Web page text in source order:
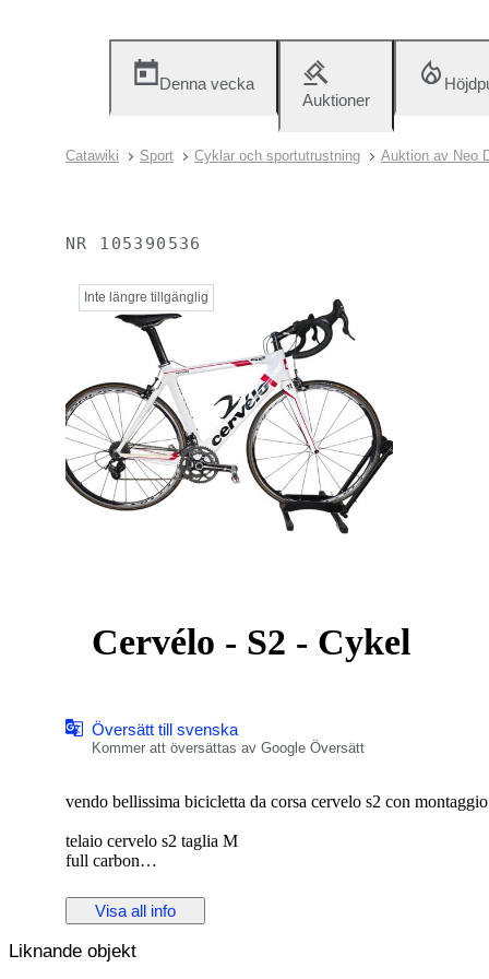
Denna vecka
Auktioner
Catawiki Sport Cyklar och sportutrustning Auktion av Neo
NR 105390536
Inte längre tillgänglig
Cervélo - S2 - Cykel
Översätt till svenska
Kommer att översättas av Google Översätt
vendo bellissima bicicletta da corsa cervelo s2 con
telaio cervelo s2 taglia M
full carbon
nessun tipo di rottura, o danno serio
cerchi fulcrum racing zero con mozzi in carbonio e ceramica
Visa all info
Liknande objekt